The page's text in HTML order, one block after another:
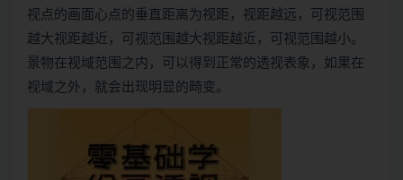
视点的画面心点的垂直距离为视距，视距越远，可视范围
越大视距越近，可视范围越大视距越近，可视范围越小。
景物在视域范围之内，可以得到正常的透视表象，如果在
视域之外，就会出现明显的畸变。